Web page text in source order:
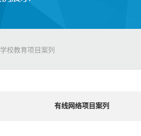
学校教育项目案列
有线网络项目案列